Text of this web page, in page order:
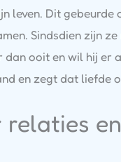
leven. Dit
Sindsdien zijn
ooit en wil hij er
en zegt dat liefde
relaties